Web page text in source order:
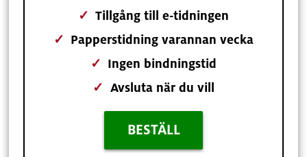
✓ Tillgång till e-tidningen
✓ Papperstidning varannan vecka
✓ Ingen bindningstid
✓ Avsluta när du vill
BESTÄLL